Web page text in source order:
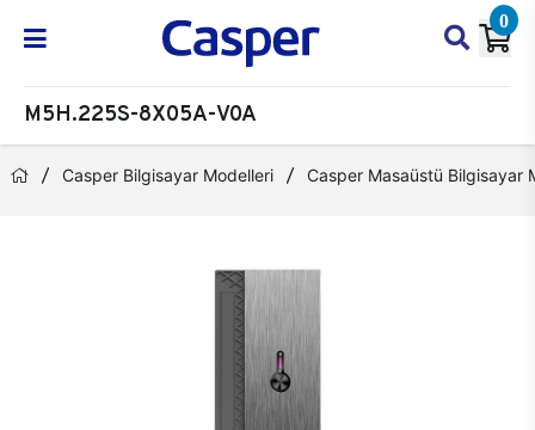
0
M5H.225S-8X05A-V0A
Casper Bilgisayar Modelleri Casper Masaüstü Bilgisayar